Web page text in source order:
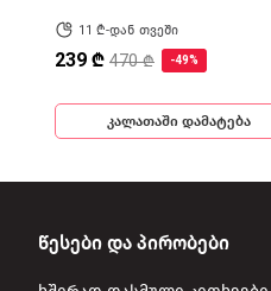
11 ₾-დან თვეში
239 ₾ 470 ₾ -49%
კალათაში დამატება
წესები და პირობები